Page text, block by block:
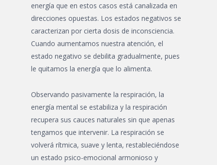
energía que en estos casos está canalizada en
direcciones opuestas. Los estados negativos se
caracterizan por cierta dosis de inconsciencia.
Cuando aumentamos nuestra atención, el
estado negativo se debilita gradualmente, pues
le quitamos la energía que lo alimenta.
Observando pasivamente la respiración, la
energía mental se estabiliza y la respiración
recupera sus cauces naturales sin que apenas
tengamos que intervenir. La respiración se
volverá rítmica, suave y lenta, restableciéndose
un estado psico-emocional armonioso y